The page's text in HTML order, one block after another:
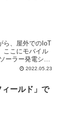
ら、屋外でのIoT
ここにモバイル
ーラー発電シス
2022.05.23
ィールド」で